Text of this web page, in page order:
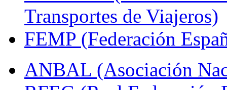
Transportes de Viajeros)
FEMP (Federación
ANBAL (Asociación